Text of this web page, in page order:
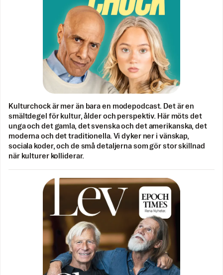
Kulturchock är mer än bara en modepodcast. Det är en
smältdegel för kultur, ålder och perspektiv. Här möts det
unga och det gamla, det svenska och det amerikanska, det
moderna och det traditionella. Vi dyker ner i vänskap,
sociala koder, och de små detaljerna som gör stor skillnad
när kulturer kolliderar.